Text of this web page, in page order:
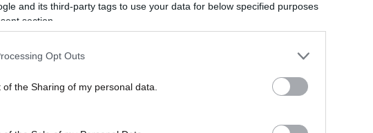
and its third-party tags to use your data for below specified purposes
section.
Opt Outs
the Sharing of my personal data.
ο
Η απλή
Και δεν